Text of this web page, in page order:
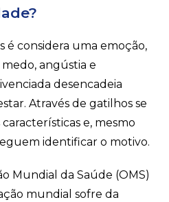
é considera uma emoção,
angústia e
desencadeia
Através de gatilhos se
e, mesmo
identificar o motivo.
Mundial da Saúde (OMS)
mundial sofre da